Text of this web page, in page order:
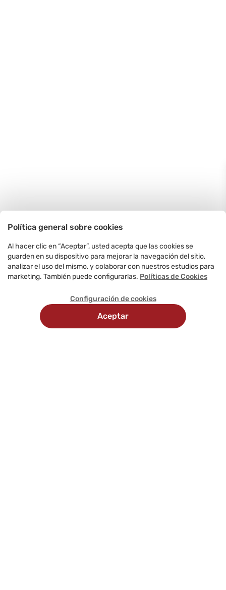
Política general sobre cookies
Al hacer clic en “Aceptar”, usted acepta que las cookies se
guarden en su dispositivo para mejorar la navegación del sitio,
analizar el uso del mismo, y colaborar con nuestros estudios para
marketing. También puede configurarlas. Políticas de Cookies
Configuración de cookies
Aceptar